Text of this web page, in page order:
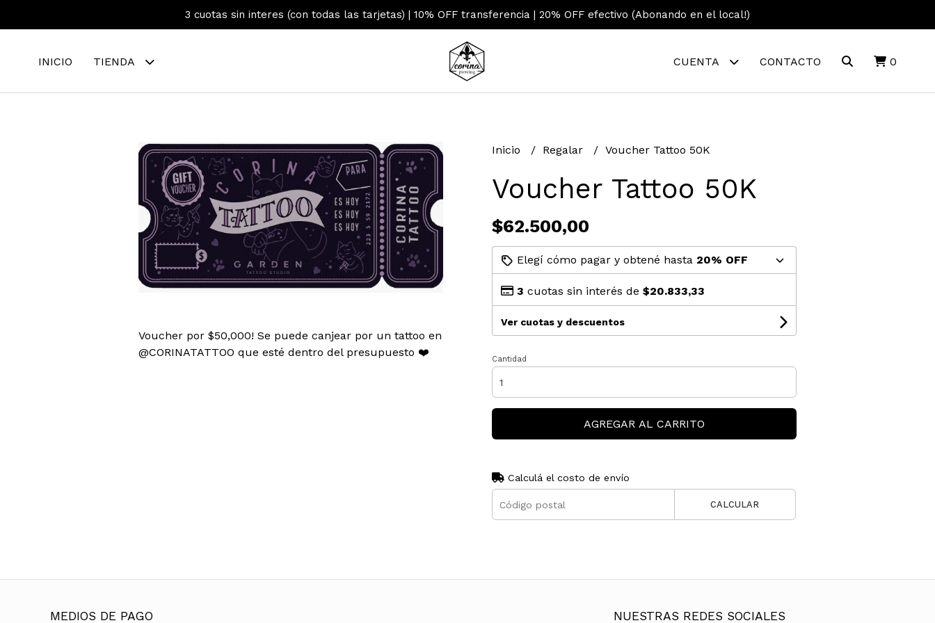
3 cuotas sin interes (con todas las tarjetas) | 10% OFF transferencia | 20% OFF efectivo (Abonando en el local!)
INICIO TIENDA CUENTA CONTACTO 0
Voucher por $50,000! Se puede canjear por un tattoo en
@CORINATATTOO que esté dentro del presupuesto ❤️
Inicio Regalar Voucher Tattoo 50K
Voucher Tattoo 50K
$62.500,00
Elegí cómo pagar y obtené hasta 20% OFF
3 cuotas sin interés de $20.833,33
Ver cuotas y descuentos
Cantidad
AGREGAR AL CARRITO
Calculá el costo de envío
CALCULAR
MEDIOS DE PAGO NUESTRAS REDES SOCIALES